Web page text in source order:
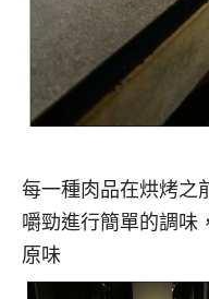
每一種肉品在烘烤之
嚼勁進行簡單的調味
原味